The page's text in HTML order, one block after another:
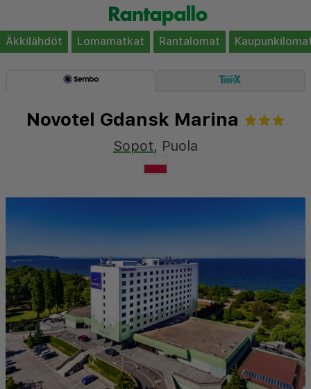
Äkkilähdöt Lomamatkat Rantalomat
Novotel Gdansk Marina
Sopot, Puola